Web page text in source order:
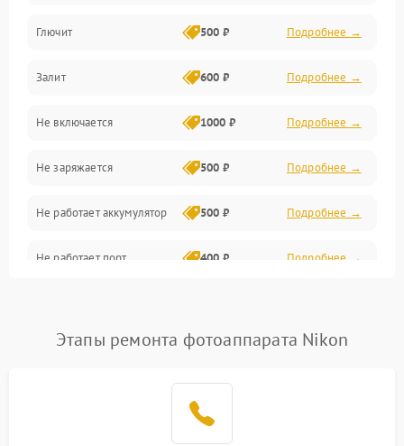
Матрица и оптика
Питание и питание цепей
Проблемы с картами памяти
Объективы
Программные сбои
Коммуникации и интерфейсы
Глючит 500 ₽ Подробнее →
Залит 600 ₽ Подробнее →
Не включается 1000 ₽ Подробнее →
Не заряжается 500 ₽ Подробнее →
Не работает аккумулятор 500 ₽ Подробнее →
Не работает порт 400 ₽ Подробнее →
Этапы ремонта фотоаппарата Nikon